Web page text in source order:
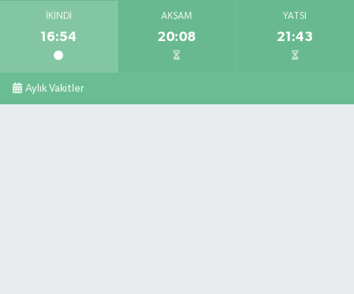
İKINDI
16:54
AKŞAM
20:08
YATSI
21:43
Aylık Vakitler